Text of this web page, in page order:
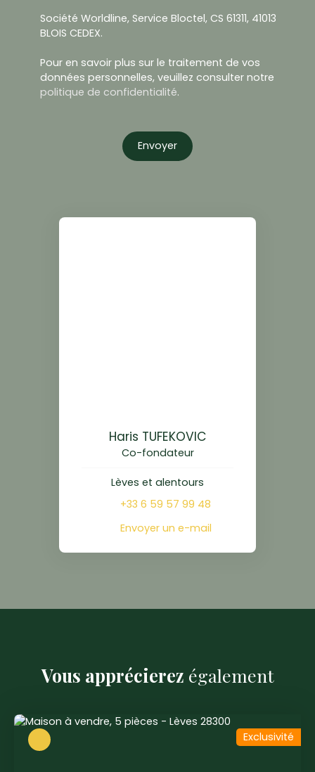
Société Worldline, Service Bloctel, CS 61311, 41013
BLOIS CEDEX.
Pour en savoir plus sur le traitement de vos
données personnelles, veuillez consulter notre
politique de confidentialité.
Envoyer
Haris TUFEKOVIC
Co-fondateur
Lèves et alentours
+33 6 59 57 99 48
Envoyer un e-mail
Vous apprécierez également
Exclusivité